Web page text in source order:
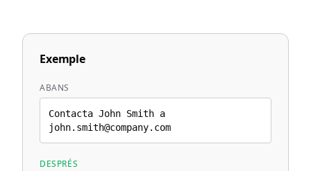
Exemple
ABANS
Contacta John Smith a
john.smith@company.com
DESPRÉS